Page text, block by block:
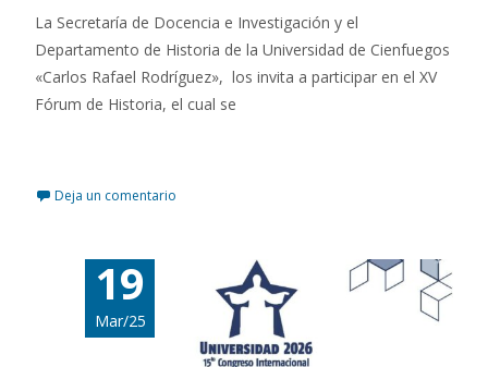
La Secretaría de Docencia e Investigación y el
Departamento de Historia de la Universidad de Cienfuegos
«Carlos Rafael Rodríguez», los invita a participar en el XV
Fórum de Historia, el cual se
Deja un comentario
19
Mar/25